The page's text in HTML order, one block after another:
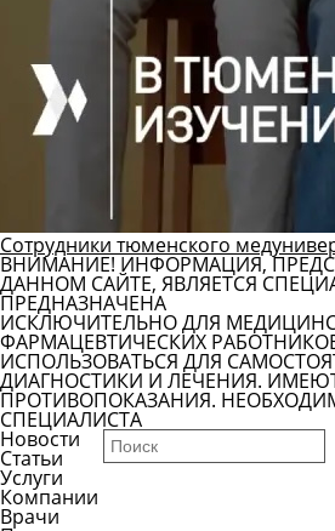
Сотрудники тюменского
ВНИМАНИЕ! ИНФОРМАЦИЯ,
ДАННОМ САЙТЕ, ЯВЛЯЕТСЯ
ПРЕДНАЗНАЧЕНА
ИСКЛЮЧИТЕЛЬНО ДЛЯ
ФАРМАЦЕВТИЧЕСКИХ
ИСПОЛЬЗОВАТЬСЯ ДЛЯ
ДИАГНОСТИКИ И ЛЕЧЕНИЯ.
ПРОТИВОПОКАЗАНИЯ.
СПЕЦИАЛИСТА
Новости
Статьи
Услуги
Компании
Врачи